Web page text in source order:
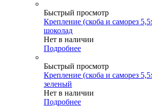
Быстрый просмотр
Крепление (скоба и саморез
шоколад
Нет в наличии
Подробнее
Быстрый просмотр
Крепление (скоба и саморез
зеленый
Нет в наличии
Подробнее